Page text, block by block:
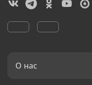
О нас